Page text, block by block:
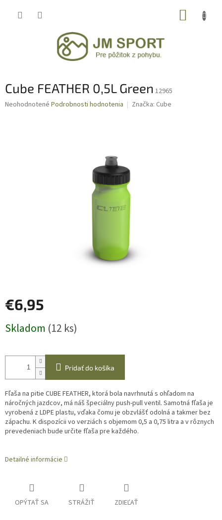
Cube FEATHER 0,5L Green 12965
Priemerné
Neohodnotené Podrobnosti hodnotenia Značka: Cube
€6,95
cena:
Skladom (12 ks)
Pridať do košíka
Fľaša na pitie CUBE FEATHER, ktorá bola navrhnutá s ohľadom na
náročných jazdcov, má náš špeciálny push-pull ventil. Samotná fľaša je
vyrobená z LDPE plastu, vďaka čomu je obzvlášť odolná a takmer bez
zápachu. K dispozícii vo verziách s objemom 0,5 a 0,75 litra a v rôznych
prevedeniach bude určite fľaša pre každého.
Detailné informácie
OPÝTAŤ SA STRÁŽIŤ ZDIEĽAŤ